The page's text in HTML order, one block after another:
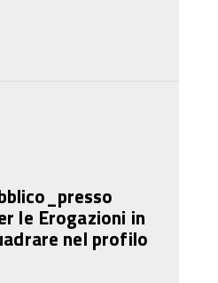
le Erogazioni in
nel profilo